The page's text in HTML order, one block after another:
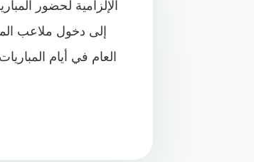
الإلزامية لحضور
إلى دخول ملاعب
العام في أيام